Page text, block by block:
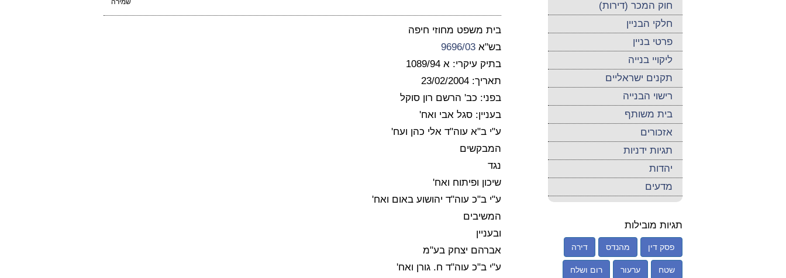
שמירה
בית משפט מחוזי חיפה
בש"א 9696/03
בתיק עיקרי: א 1089/94
תאריך: 23/02/2004
בפני: כב' הרשם רון סוקל
בעניין: סגל אבי ואח'
ע"י ב"א עוה"ד אלי כהן ועח'
המבקשים
נגד
שיכון ופיתוח ואח'
ע"י ב"כ עוה"ד יהושוע באום ואח'
המשיבים
ובעניין
אברהם יצחק בע"מ
ע"י ב"כ עוה"ד ח. גורן ואח'
חוק המכר (דירות)
חלקי הבניין
פרטי בניין
ליקויי בנייה
תקנים ישראליים
רישוי הבנייה
בית משותף
אזכורים
תגיות ידניות
יהדות
מדעים
תגיות מובילות
פסק דין מהנדס דירה
שטח ערעור רום ושלח